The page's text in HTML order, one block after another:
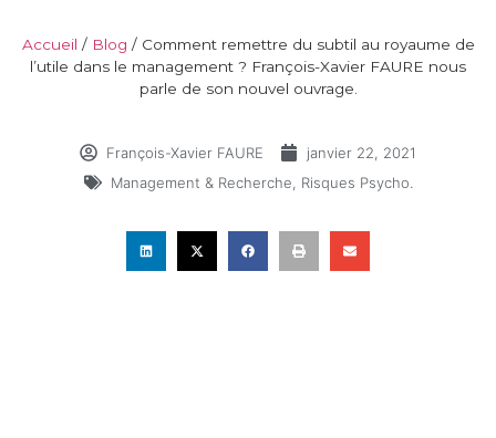
Accueil / Blog / Comment remettre du subtil au royaume de
l’utile dans le management ? François-Xavier FAURE nous
parle de son nouvel ouvrage.
François-Xavier FAURE
janvier 22, 2021
Management & Recherche
Risques Psycho.